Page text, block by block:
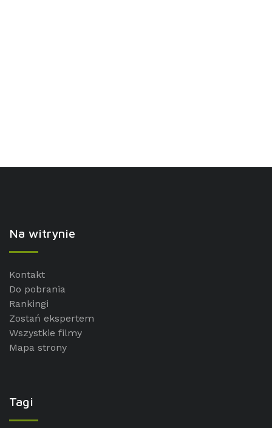
Na witrynie
Kontakt
Do pobrania
Rankingi
Zostań ekspertem
Wszystkie filmy
Mapa strony
Tagi